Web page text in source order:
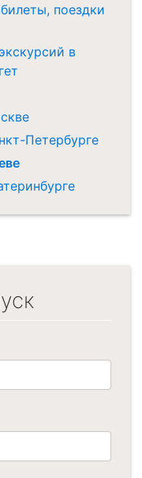
поездки
в
Петербурге